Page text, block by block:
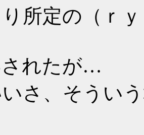
所定の（ｒｙ
れたが…
さ、そうい